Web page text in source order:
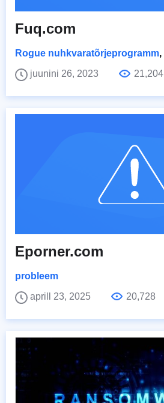
Fuq.com
Rogue nuhkvaratõrjeprogramm,
juunini 26, 2023
21,204
Eporner.com
probleem
aprill 23, 2025
20,728